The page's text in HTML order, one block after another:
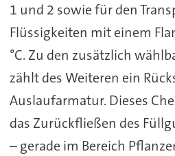
1 und 2 sowie für den
Flüssigkeiten mit einem
°C. Zu den zusätzlich
zählt des Weiteren ein
Auslaufarmatur. Dieses
das Zurückfließen des
– gerade im Bereich